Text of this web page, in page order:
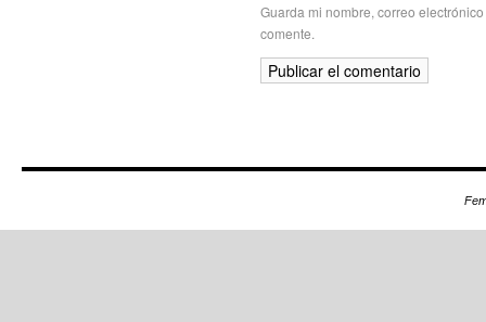
Guarda mi nombre, correo
comente.